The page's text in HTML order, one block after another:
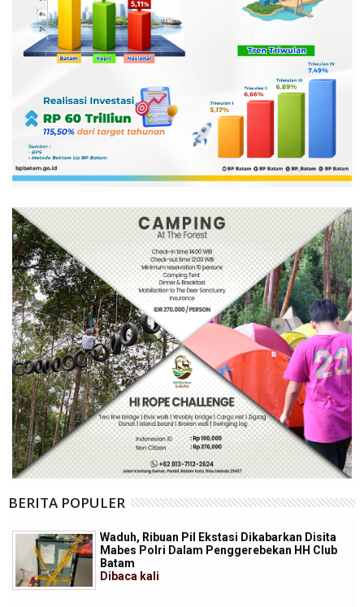
BERITA POPULER
Waduh, Ribuan Pil Ekstasi Dikabarkan Disita
Mabes Polri Dalam Penggerebekan HH Club
Batam
Dibaca kali